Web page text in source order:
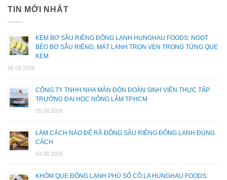
TIN MỚI NHẤT
KEM BƠ SẦU RIÊNG ĐÔNG LẠNH HUNGHAU FOODS: NGỌT
BÉO BƠ SẦU RIÊNG, MÁT LẠNH TRỌN VẸN TRONG TỪNG QUE
KEM
06.08.2026
CÔNG TY TNHH NHA MÂN ĐÓN ĐOÀN SINH VIÊN THỰC TẬP
TRƯỜNG ĐẠI HỌC NÔNG LÂM TP.HCM
05.08.2026
LÀM CÁCH NÀO ĐỂ RÃ ĐÔNG SẦU RIÊNG ĐÔNG LẠNH ĐÚNG
CÁCH
04.08.2026
KHÓM QUE ĐÔNG LẠNH PHỦ SÔ CÔ LA HUNGHAU FOODS: